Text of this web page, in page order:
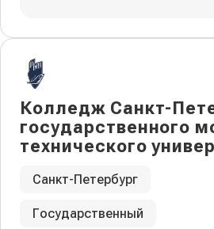
Колледж Санкт-
государственного
технического
Санкт-Петербург
Государственный